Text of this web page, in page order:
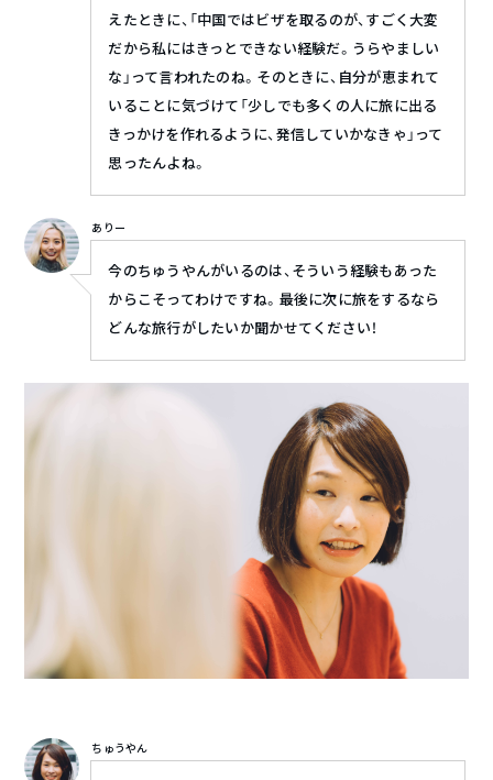
えたときに、「中国ではビザを取るのが、すごく大変
だから私にはきっとできない経験だ。うらやましい
な」って言われたのね。そのときに、自分が恵まれて
いることに気づけて「少しでも多くの人に旅に出る
きっかけを作れるように、発信していかなきゃ」って
思ったんよね。
ありー
今のちゅうやんがいるのは、そういう経験もあった
からこそってわけですね。最後に次に旅をするなら
どんな旅行がしたいか聞かせてください！
ちゅうやん